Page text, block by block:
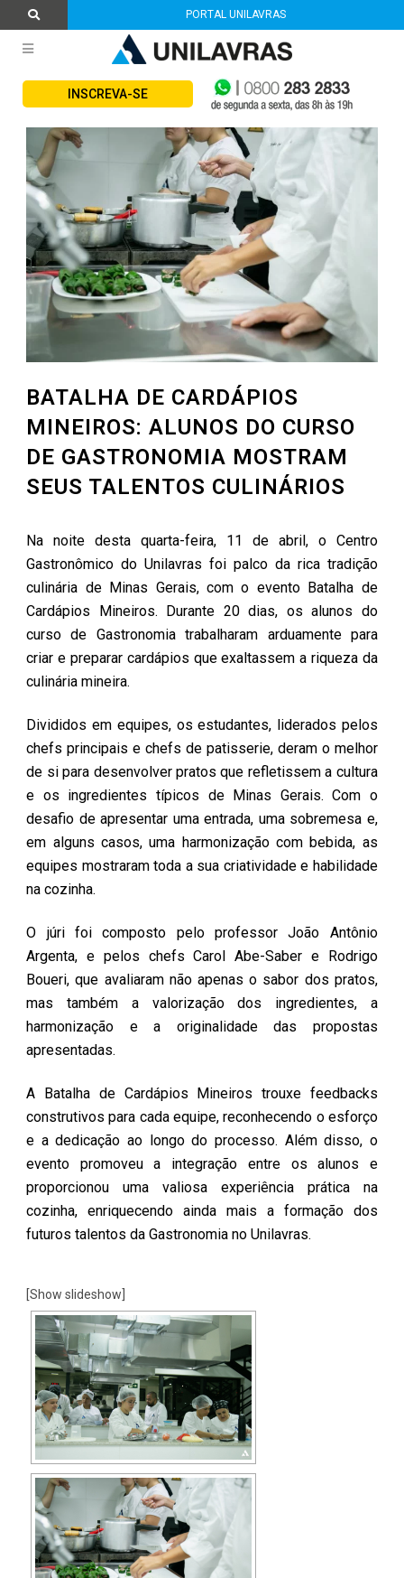
PORTAL UNILAVRAS
INSCREVA-SE
BATALHA DE CARDÁPIOS
MINEIROS: ALUNOS DO CURSO
DE GASTRONOMIA MOSTRAM
SEUS TALENTOS CULINÁRIOS
Na noite desta quarta-feira, 11 de abril, o Centro
Gastronômico do Unilavras foi palco da rica tradição
culinária de Minas Gerais, com o evento Batalha de
Cardápios Mineiros. Durante 20 dias, os alunos do
curso de Gastronomia trabalharam arduamente para
criar e preparar cardápios que exaltassem a riqueza da
culinária mineira.
Divididos em equipes, os estudantes, liderados pelos
chefs principais e chefs de patisserie, deram o melhor
de si para desenvolver pratos que refletissem a cultura
e os ingredientes típicos de Minas Gerais. Com o
desafio de apresentar uma entrada, uma sobremesa e,
em alguns casos, uma harmonização com bebida, as
equipes mostraram toda a sua criatividade e habilidade
na cozinha.
O júri foi composto pelo professor João Antônio
Argenta, e pelos chefs Carol Abe-Saber e Rodrigo
Boueri, que avaliaram não apenas o sabor dos pratos,
mas também a valorização dos ingredientes, a
harmonização e a originalidade das propostas
apresentadas.
A Batalha de Cardápios Mineiros trouxe feedbacks
construtivos para cada equipe, reconhecendo o esforço
e a dedicação ao longo do processo. Além disso, o
evento promoveu a integração entre os alunos e
proporcionou uma valiosa experiência prática na
cozinha, enriquecendo ainda mais a formação dos
futuros talentos da Gastronomia no Unilavras.
[Show slideshow]